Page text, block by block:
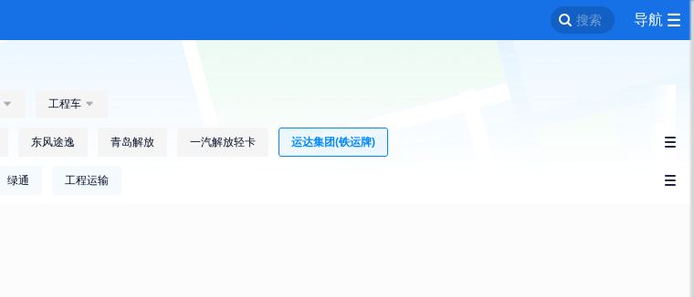
搜索 导航
 工程车 
东风途逸 青岛解放 一汽解放轻卡 运达集团(铁运牌) 
绿通 工程运输 